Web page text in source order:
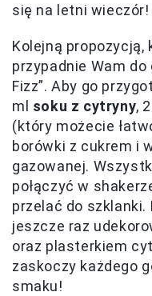
się na letni wieczór!
Kolejną propozycją,
przypadnie Wam
Fizz”. Aby go
ml soku z cytryny,
(który możecie
borówki z cukrem i
gazowanej.
połączyć w
przelać do szklanki.
jeszcze raz
oraz plasterkiem
zaskoczy każdego
smaku!